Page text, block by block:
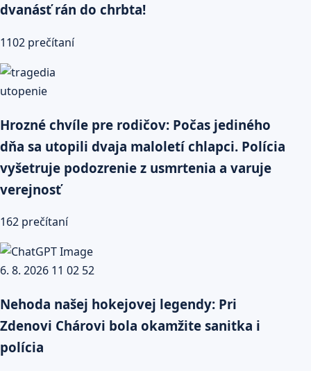
dvanásť rán do chrbta!
1102 prečítaní
Hrozné chvíle pre rodičov: Počas jediného
dňa sa utopili dvaja maloletí chlapci. Polícia
vyšetruje podozrenie z usmrtenia a varuje
verejnosť
162 prečítaní
Nehoda našej hokejovej legendy: Pri
Zdenovi Chárovi bola okamžite sanitka i
polícia